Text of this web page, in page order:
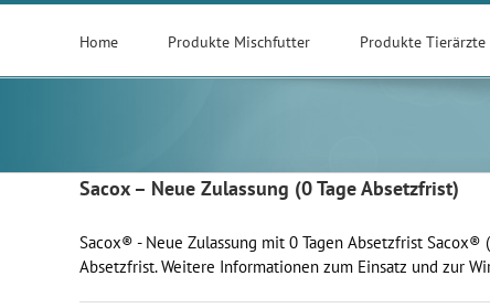
Zum
Home Produkte Mischfutter Produkte Tierärzte
Sacox – Neue Zulassung (0 Tage Absetzfrist)
Sacox® - Neue Zulassung mit 0 Tagen Absetzfrist
Absetzfrist. Weitere Informationen zum Einsatz und zur